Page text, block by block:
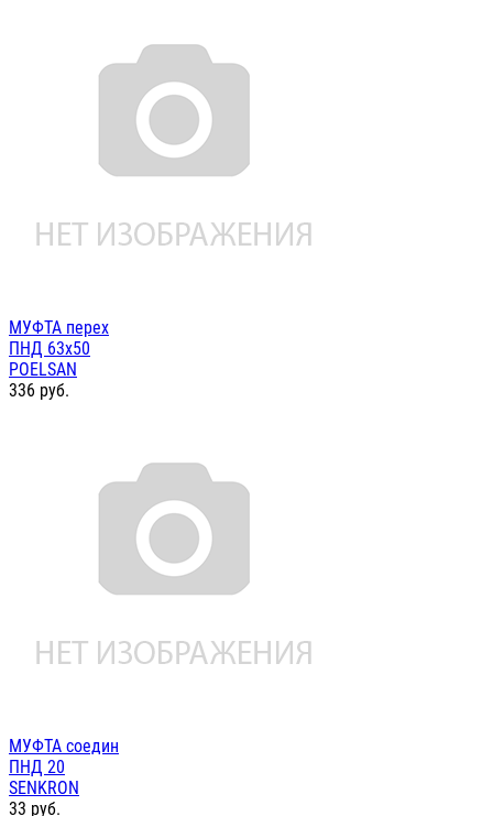
МУФТА перех
ПНД 63х50
POELSAN
336 руб.
МУФТА соедин
ПНД 20
SENKRON
33 руб.